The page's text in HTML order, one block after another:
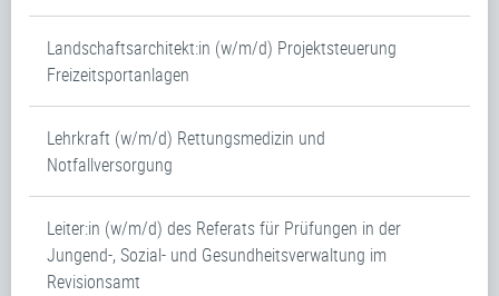
Landschaftsarchitekt:in (w/m/d) Projektsteuerung
Freizeitsportanlagen
Lehrkraft (w/m/d) Rettungsmedizin und
Notfallversorgung
Leiter:in (w/m/d) des Referats für Prüfungen in der
Jungend-, Sozial- und Gesundheitsverwaltung im
Revisionsamt